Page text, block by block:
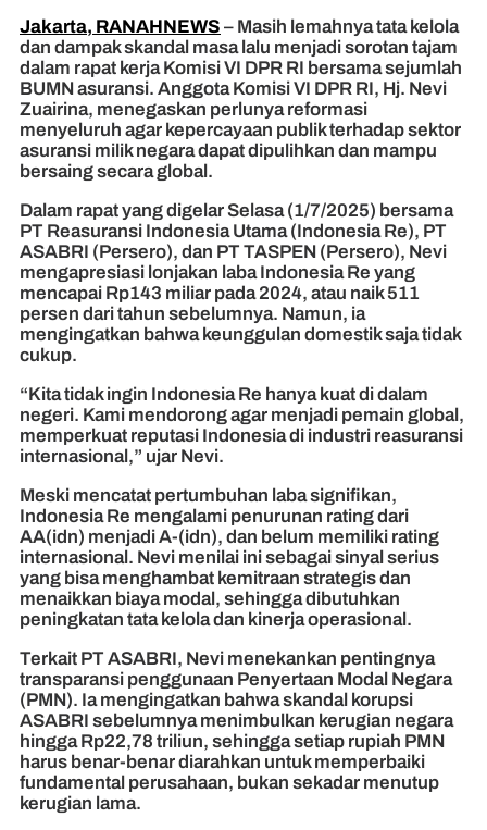
Jakarta, RANAHNEWS – Masih lemahnya tata kelola
dan dampak skandal masa lalu menjadi sorotan tajam
dalam rapat kerja Komisi VI DPR RI bersama sejumlah
BUMN asuransi. Anggota Komisi VI DPR RI, Hj. Nevi
Zuairina, menegaskan perlunya reformasi
menyeluruh agar kepercayaan publik terhadap sektor
asuransi milik negara dapat dipulihkan dan mampu
bersaing secara global.
Dalam rapat yang digelar Selasa (1/7/2025) bersama
PT Reasuransi Indonesia Utama (Indonesia Re), PT
ASABRI (Persero), dan PT TASPEN (Persero), Nevi
mengapresiasi lonjakan laba Indonesia Re yang
mencapai Rp143 miliar pada 2024, atau naik 511
persen dari tahun sebelumnya. Namun, ia
mengingatkan bahwa keunggulan domestik saja tidak
cukup.
“Kita tidak ingin Indonesia Re hanya kuat di dalam
negeri. Kami mendorong agar menjadi pemain global,
memperkuat reputasi Indonesia di industri reasuransi
internasional,” ujar Nevi.
Meski mencatat pertumbuhan laba signifikan,
Indonesia Re mengalami penurunan rating dari
AA(idn) menjadi A-(idn), dan belum memiliki rating
internasional. Nevi menilai ini sebagai sinyal serius
yang bisa menghambat kemitraan strategis dan
menaikkan biaya modal, sehingga dibutuhkan
peningkatan tata kelola dan kinerja operasional.
Terkait PT ASABRI, Nevi menekankan pentingnya
transparansi penggunaan Penyertaan Modal Negara
(PMN). Ia mengingatkan bahwa skandal korupsi
ASABRI sebelumnya menimbulkan kerugian negara
hingga Rp22,78 triliun, sehingga setiap rupiah PMN
harus benar-benar diarahkan untuk memperbaiki
fundamental perusahaan, bukan sekadar menutup
kerugian lama.